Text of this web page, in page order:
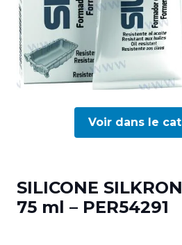
Voir dans le
SILICONE
75 ml – PER54291